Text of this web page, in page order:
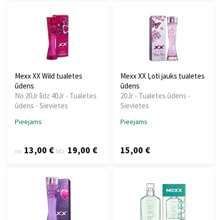
Mexx XX Wild tualetes
ūdens
No 20Jr līdz 40Jr - Tualetes
ūdens - Sievietes
Pieejams
no 13,00 € līdz 19,00 €
Mexx XX Ļoti jauks tualetes
ūdens
20Jr - Tualetes ūdens -
Sievietes
Pieejams
15,00 €